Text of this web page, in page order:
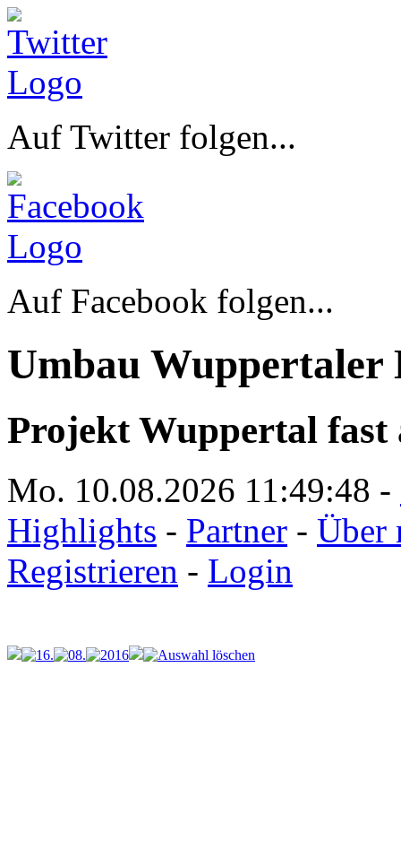
Auf Twitter folgen...
Auf Facebook folgen...
Umbau Wuppertaler
Projekt Wuppertal fast
Mo. 10.08.2026 11:49:48 -
Highlights - Partner - Über
Registrieren - Login